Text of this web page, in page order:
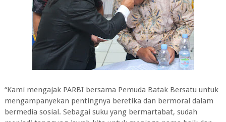
“Kami mengajak PARBI bersama Pemuda Batak Bersatu untuk
mengampanyekan pentingnya beretika dan bermoral dalam
bermedia sosial. Sebagai suku yang bermartabat, sudah